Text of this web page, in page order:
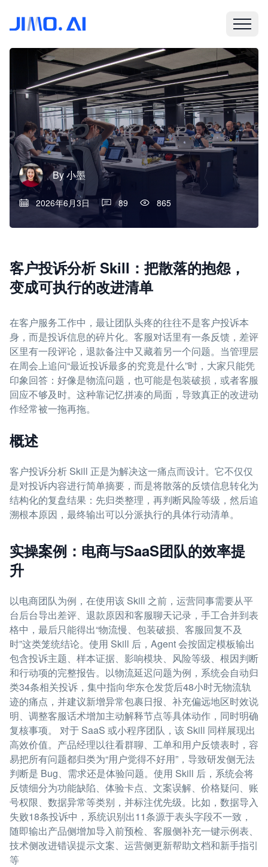
By小墨
2026年6月3日 89 865
客户投诉分析 Skill：把散落的抱怨，
变成可执行的改进清单
在客户服务工作中，最让团队头疼的往往不是客户投诉本
身，而是投诉信息的碎片化。客服对话里有一条反馈，差评
区里有一段评论，退款备注中又藏着另一个问题。当管理层
在周会上追问“最近投诉最多的究竟是什么”时，大家只能凭
印象回答：好像是物流问题，也可能是包装破损，或者客服
回应不够及时。这种靠记忆拼凑的局面，导致真正的改进动
作经常被一拖再拖。
概述
客户投诉分析 Skill 正是为解决这一痛点而设计。它不仅仅
是对投诉内容进行简单摘要，而是将散落的反馈信息转化为
结构化的复盘结果：先归类整理，再判断风险等级，然后追
溯根本原因，最终输出可以分派执行的具体行动清单。
实操案例：电商与SaaS团队的效率提
升
以电商团队为例，在使用该 Skill 之前，运营同事需要从平
台后台导出差评、退款原因和客服聊天记录，手工合并到表
格中，最后只能得出“物流慢、包装破损、客服回复不及
时”这类笼统结论。使用 Skill 后，Agent 会按固定模板输出
包含投诉主题、样本证据、影响模块、风险等级、根因判断
和行动项的完整报告。以物流延迟问题为例，系统会自动归
类34条相关投诉，集中指向华东仓发货后48小时无物流轨
迹的痛点，并建议新增异常包裹日报、补充偏远地区时效说
明、调整客服话术增加主动解释节点等具体动作，同时明确
复核事项。 对于 SaaS 或小程序团队，该 Skill 同样展现出
高效价值。产品经理以往看群聊、工单和用户反馈表时，容
易把所有问题都归类为“用户觉得不好用”，导致研发侧无法
判断是 Bug、需求还是体验问题。使用 Skill 后，系统会将
反馈细分为功能缺陷、体验卡点、文案误解、价格疑问、账
号权限、数据异常等类别，并标注优先级。比如，数据导入
失败18条投诉中，系统识别出11条源于表头字段不一致，
随即输出产品侧增加导入前预检、客服侧补充一键示例表、
技术侧改进错误提示文案、运营侧更新帮助文档和新手指引
等